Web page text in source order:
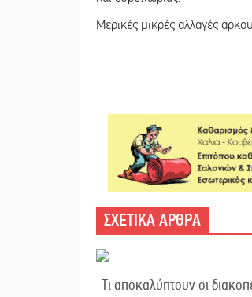
Μερικές μικρές αλλαγές
ΣΧΕΤΙΚΑ ΑΡΘΡΑ
Τι αποκαλύπτουν οι